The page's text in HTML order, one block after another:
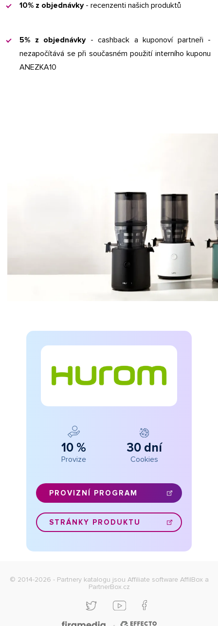
10% z objednávky- recenzenti našich produktů
5% z objednávky- cashback a kuponoví partneři -
nezapočítává se při současném použití interního kuponu
ANEZKA10
10 %
Provize
30 dní
Cookies
PROVIZNÍ PROGRAM
STRÁNKY PRODUKTU
© 2014-2026 - Partnery katalogu jsou Affiliate software AffilBox a
PartnerBox.cz